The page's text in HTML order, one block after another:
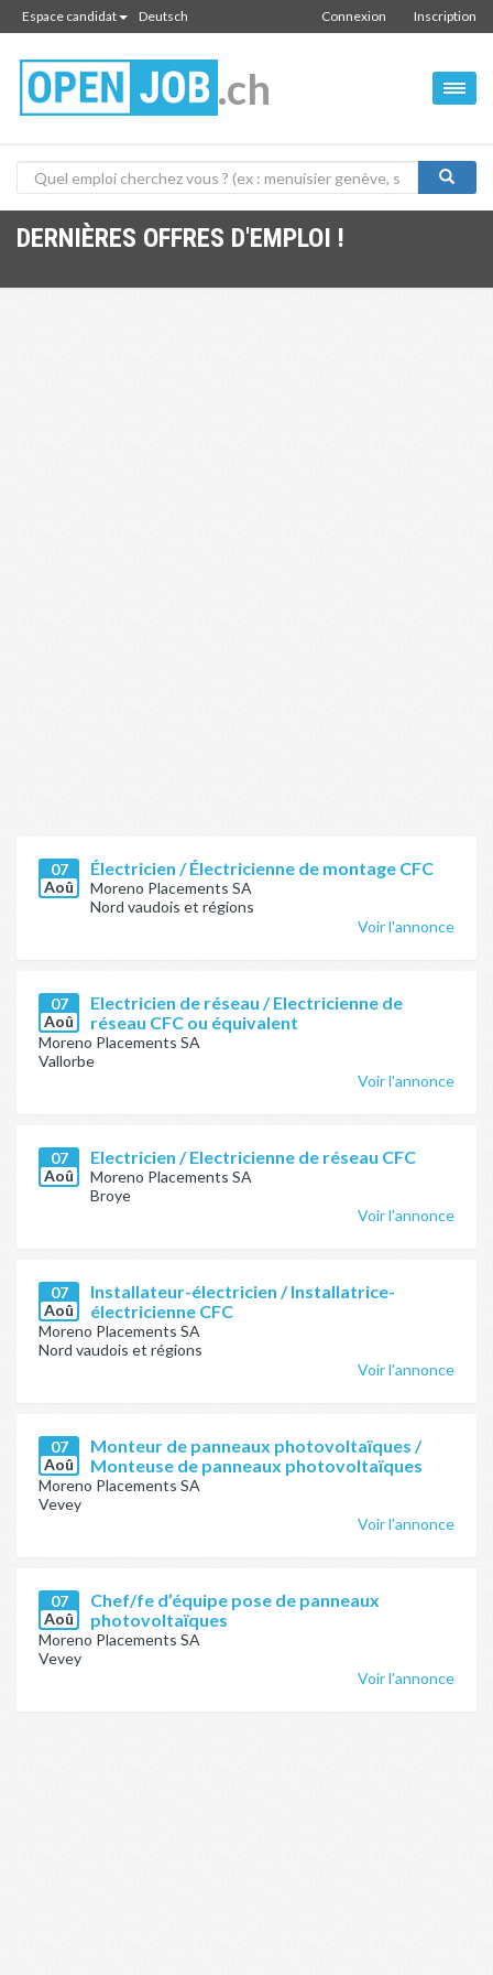
Espace candidat Deutsch Inscription
Connexion
.ch
DERNIÈRES OFFRES D'EMPLOI !
07
Aoû
Électricien / Électricienne de montage CFC
Moreno Placements SA
Nord vaudois et régions
Voir l'annonce
07
Aoû
Electricien de réseau / Electricienne de
réseau CFC ou équivalent
Moreno Placements SA
Vallorbe
Voir l'annonce
07
Aoû
Electricien / Electricienne de réseau CFC
Moreno Placements SA
Broye
Voir l'annonce
07
Aoû
Installateur-électricien / Installatrice-
électricienne CFC
Moreno Placements SA
Nord vaudois et régions
Voir l'annonce
07
Aoû
Monteur de panneaux photovoltaïques /
Monteuse de panneaux photovoltaïques
Moreno Placements SA
Vevey
Voir l'annonce
07
Aoû
Chef/fe d’équipe pose de panneaux
photovoltaïques
Moreno Placements SA
Vevey
Voir l'annonce